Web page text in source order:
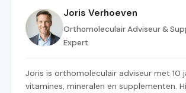
Joris Verhoeven
Orthomoleculair Adviseur &
Expert
Joris is orthomoleculair adviseur met 10
vitamines, mineralen en supplementen.